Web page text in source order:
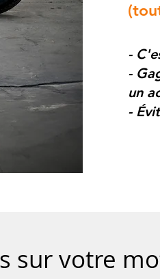
-
-
un
-
sur votre